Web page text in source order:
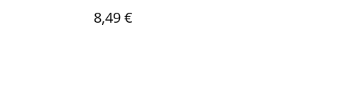
8,49 €